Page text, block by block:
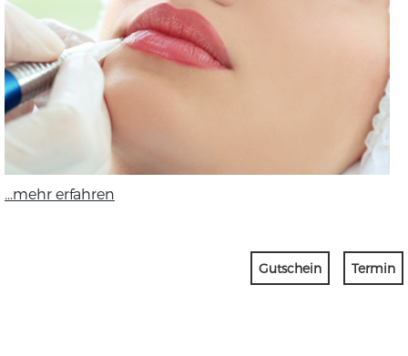
...mehr erfahren
Gutschein Termin